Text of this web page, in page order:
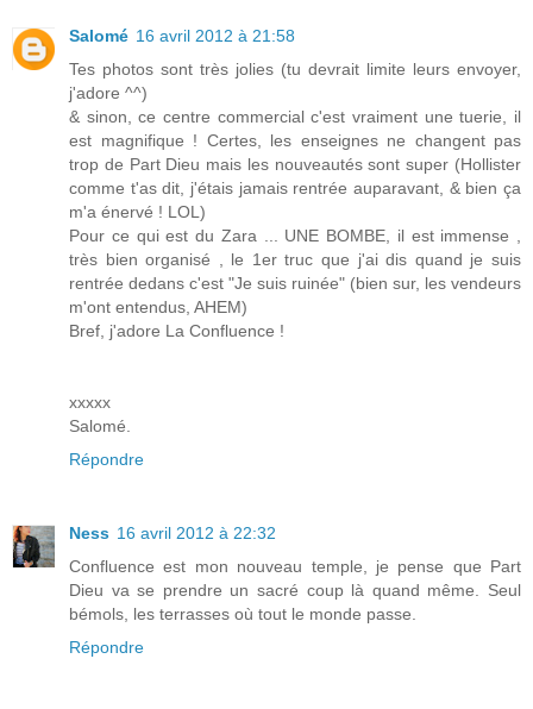
Salomé 16 avril 2012 à 21:58
Tes photos sont très jolies (tu devrait limite leurs envoyer,
j'adore ^^)
& sinon, ce centre commercial c'est vraiment une tuerie, il
est magnifique ! Certes, les enseignes ne changent pas
trop de Part Dieu mais les nouveautés sont super (Hollister
comme t'as dit, j'étais jamais rentrée auparavant, & bien ça
m'a énervé ! LOL)
Pour ce qui est du Zara ... UNE BOMBE, il est immense ,
très bien organisé , le 1er truc que j'ai dis quand je suis
rentrée dedans c'est "Je suis ruinée" (bien sur, les vendeurs
m'ont entendus, AHEM)
Bref, j'adore La Confluence !
xxxxx
Salomé.
Répondre
Ness 16 avril 2012 à 22:32
Confluence est mon nouveau temple, je pense que Part
Dieu va se prendre un sacré coup là quand même. Seul
bémols, les terrasses où tout le monde passe.
Répondre